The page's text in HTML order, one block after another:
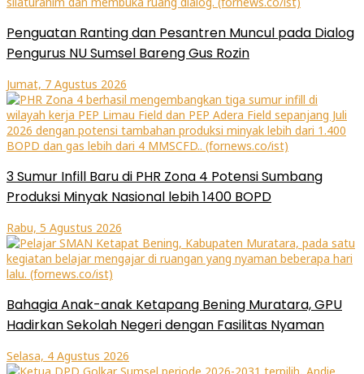
Penguatan Ranting dan Pesantren Muncul pada Dialog
Pengurus NU Sumsel Bareng Gus Rozin
Jumat, 7 Agustus 2026
3 Sumur Infill Baru di PHR Zona 4 Potensi Sumbang
Produksi Minyak Nasional lebih 1400 BOPD
Rabu, 5 Agustus 2026
Bahagia Anak-anak Ketapang Bening Muratara, GPU
Hadirkan Sekolah Negeri dengan Fasilitas Nyaman
Selasa, 4 Agustus 2026